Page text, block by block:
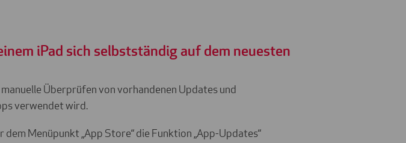
iPad sich selbstständig auf dem neuesten
Überprüfen von vorhandenen Updates und
verwendet wird.
Menüpunkt „App Store“ die Funktion „App-Updates“